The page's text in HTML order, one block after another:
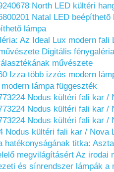
North LED kültéri
Natal LED beépíthetõ
lámpa
Az Ideal Lux modern fali
Digitális
művészete
Izza több izzós modern
lámpa függeszték
Nodus kültéri fali kar /
Nodus kültéri fali kar /
Nodus kültéri fali kar /
Nodus kültéri fali kar / Nova
hatékonyságának titka:
megvilágításért Az irodai
és sínrendszer lámpák a